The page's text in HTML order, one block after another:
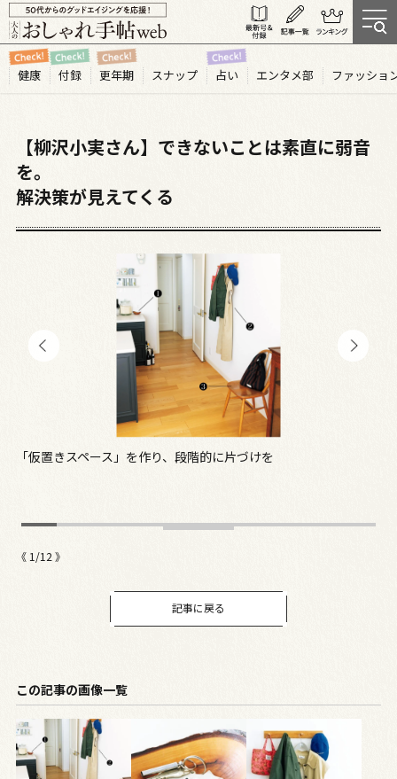
健康 付録 更年期 スナップ 占い エンタメ部 ファッショ
【柳沢小実さん】できないことは素直に弱音
を。
解決策が見えてくる
「仮置きスペース」を作り、段階的に片づけを
《 1 /12 》
記事に戻る
この記事の画像一覧